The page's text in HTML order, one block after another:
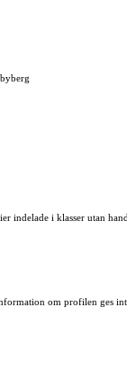
indelade i klasser utan
om profilen ges